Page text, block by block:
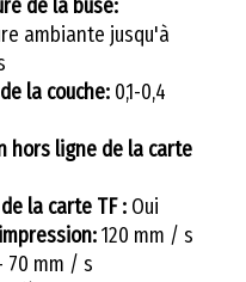
de la buse:
ambiante jusqu'à
la couche: 0,1-0,4
hors ligne de la carte
de la carte TF : Oui
120 mm / s
70 mm / s